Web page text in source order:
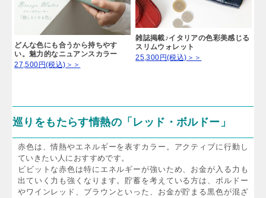
どんな色にも合うから持ちやす
い。魅力的なニュアンスカラー
27,500円(税込)＞＞
雑誌掲載♪イタリアの色彩美感じる
スリムウォレット
25,300円(税込)＞＞
巡りをもたらす情熱の「レッド・ボルドー」
赤色は、情熱やエネルギーを表すカラー。アクティブに行動し
ていきたい人におすすめです。
ビビットな赤色は特にエネルギーが強いため、お金が入る力も
出ていく力も強くなります。貯蓄を考えている方は、ボルドー
やワインレッド、ブラウンといった、お金が貯まる黒色が混ざ